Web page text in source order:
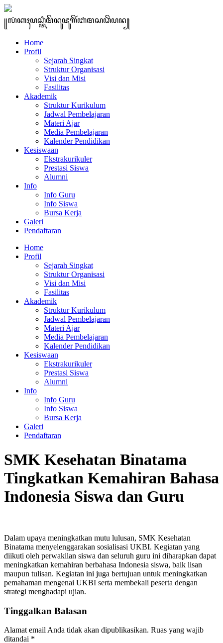
꧋ꦭꦁꦏꦃꦥꦱ꧀ꦠꦶꦩꦼꦤꦸꦗꦸꦒꦼꦂꦧꦁꦩꦱꦣꦼꦥꦤ꧀
Home
Profil
Sejarah Singkat
Struktur Organisasi
Visi dan Misi
Fasilitas
Akademik
Struktur Kurikulum
Jadwal Pembelajaran
Materi Ajar
Media Pembelajaran
Kalender Pendidikan
Kesiswaan
Ekstrakurikuler
Prestasi Siswa
Alumni
Info
Info Guru
Info Siswa
Bursa Kerja
Galeri
Pendaftaran
Home
Profil
Sejarah Singkat
Struktur Organisasi
Visi dan Misi
Fasilitas
Akademik
Struktur Kurikulum
Jadwal Pembelajaran
Materi Ajar
Media Pembelajaran
Kalender Pendidikan
Kesiswaan
Ekstrakurikuler
Prestasi Siswa
Alumni
Info
Info Guru
Info Siswa
Bursa Kerja
Galeri
Pendaftaran
SMK Kesehatan Binatama
Tingkatkan Kemahiran Bahasa
Indonesia Siswa dan Guru
Dalam upaya meningkatkan mutu lulusan, SMK Kesehatan
Binatama menyelenggarakan sosialisasi UKBI. Kegiatan yang
diikuti oleh perwakilan siswa dan seluruh guru ini diharapkan dapat
meningkatkan kemahiran berbahasa Indonesia siswa, baik lisan
maupun tulisan. Kegiatan ini juga bertujuan untuk meningkatkan
pemahaman mengenai UKBI serta membekali peserta dengan
strategi menghadapi ujian.
Tinggalkan Balasan
Alamat email Anda tidak akan dipublikasikan. Ruas yang wajib
ditandai *